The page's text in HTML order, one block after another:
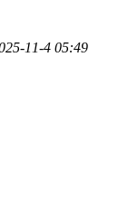
11-4 05:49